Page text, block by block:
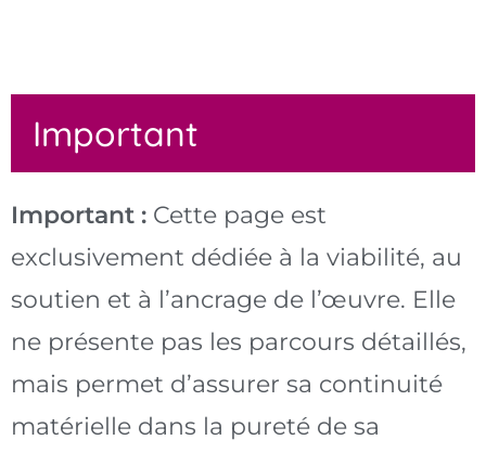
Important
Important : Cette page est
exclusivement dédiée à la viabilité, au
soutien et à l’ancrage de l’œuvre. Elle
ne présente pas les parcours détaillés,
mais permet d’assurer sa continuité
matérielle dans la pureté de sa